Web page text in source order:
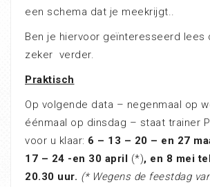
een schema dat je meekrijgt..
Ben je hiervoor geïnteresseerd lees
zeker verder.
Praktisch
Op volgende data – negenmaal op
éénmaal op dinsdag – staat trainer
voor u klaar: 6 – 13 – 20 – en 27
17 – 24 -en 30 april (*), en 8 mei
20.30 uur. (* Wegens de feestdag